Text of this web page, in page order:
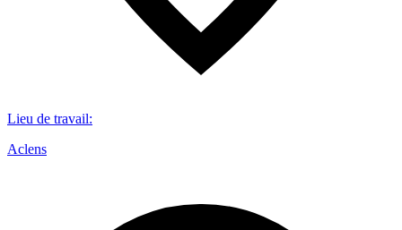
Lieu de travail:
Aclens